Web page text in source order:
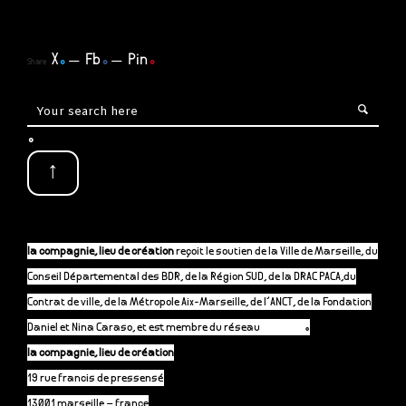
Share X. Fb. Pin.
.
↑
la compagnie, lieu de créationreçoit le soutien de la Ville de Marseille, du
Conseil Départemental des BDR, de la Région SUD, de la DRAC PACA,du
Contrat de ville, de la Métropole Aix-Marseille, de l’ANCT, de la Fondation
Daniel et Nina Caraso, et est membre du réseau .
la compagnie, lieu de création
19 rue francis de pressensé